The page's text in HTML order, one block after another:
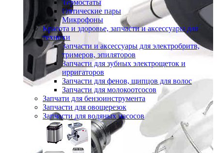
Термостаты
Оптические пары
Микрофоны
Красота и здоровье, запчасти и аксессуары для
техники
Запчасти и аксессуары для электробритв,
тримеров, эпиляторов
Запчасти для зубных электрощеток и
ирригаторов
Запчасти для фенов, щипцов для волос
Запчасти для молокоотсосов
Запчати для бензоинструмента
Запчасти для овощерезок
Запчасти для водяных насосов